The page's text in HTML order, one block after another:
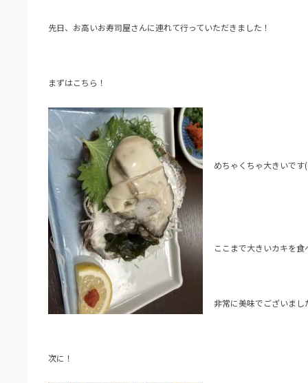
先日、お高いお寿司屋さんに連れて行っていただきました！
まずはこちら！
めちゃくちゃ大きいです
ここまで大きいカキを
非常に美味でございまし
次に！